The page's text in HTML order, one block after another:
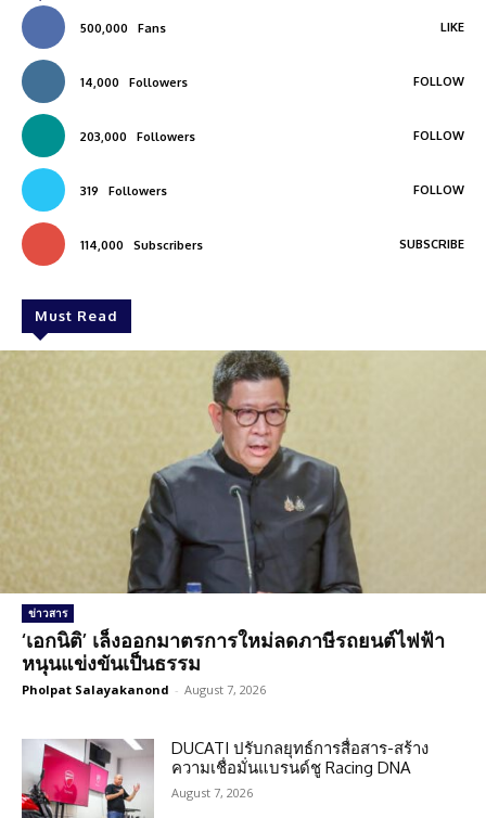
500,000 Fans LIKE
14,000 Followers FOLLOW
203,000 Followers FOLLOW
319 Followers FOLLOW
114,000 Subscribers SUBSCRIBE
Must Read
ข่าวสาร
‘เอกนิติ’ เล็งออกมาตรการใหม่ลดภาษีรถยนต์ไฟฟ้า
หนุนแข่งขันเป็นธรรม
Pholpat Salayakanond - August 7, 2026
DUCATI ปรับกลยุทธ์การสื่อสาร-สร้าง
ความเชื่อมั่นแบรนด์ชู Racing DNA
August 7, 2026